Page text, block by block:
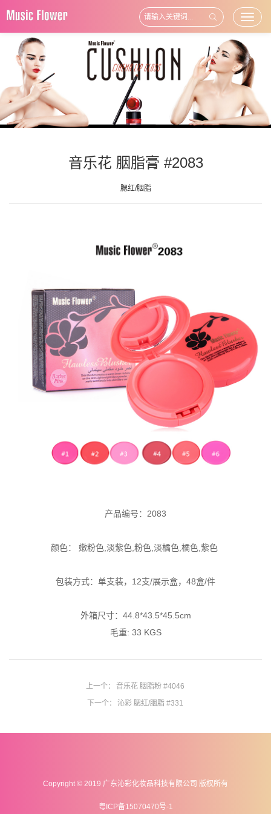
音乐花 胭脂膏 #2083
腮红/胭脂
产品编号：2083
颜色： 嫩粉色,淡紫色,粉色,淡橘色,橘色,紫色
包装方式：单支装，12支/展示盒，48盒/件
外箱尺寸：44.8*43.5*45.5cm
毛重: 33 KGS
上一个：
音乐花 胭脂粉 #4046
下一个：
沁彩 腮红/胭脂 #331
Copyright © 2019 广东沁彩化妆品科技有限公司 版权所有
粤ICP备15070470号-1